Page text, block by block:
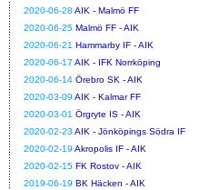
2020-06-28 AIK - Malmö FF
2020-06-25 Malmö FF - AIK
2020-06-21 Hammarby IF - AIK
2020-06-17 AIK - IFK Norrköping
2020-06-14 Örebro SK - AIK
2020-03-09 AIK - Kalmar FF
2020-03-01 Örgryte IS - AIK
2020-02-23 AIK - Jönköpings Södra IF
2020-02-19 Akropolis IF - AIK
2020-02-15 FK Rostov - AIK
2019-06-19 BK Häcken - AIK